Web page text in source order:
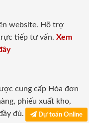
website. Hỗ trợ
tiếp tư vấn. Xem
cung cấp Hóa đơn
phiếu xuất kho,
đủ.
Dự toán Online